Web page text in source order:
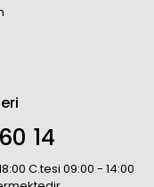
14
C.tesi 09:00 - 14:00